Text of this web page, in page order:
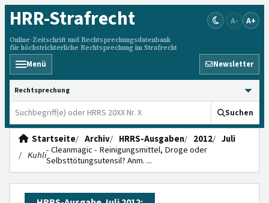
HRR-Strafrecht
Online-Zeitschrift und Rechtsprechungsdatenbank
für höchstrichterliche Rechtsprechung im Strafrecht
A- A+
Menü Newsletter
HRRS durchsuchen
Suchen
Startseite Archiv HRRS-Ausgaben 2012
Juli
Kuhli- Cleanmagic - Reinigungsmittel, Droge oder
Selbsttötungs­utensil? Anm. ...